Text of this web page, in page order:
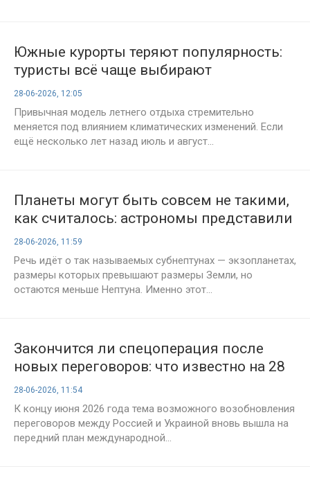
Южные курорты теряют популярность:
туристы всё чаще выбирают
прохладные направления вместо
привычного отдыха у моря
28-06-2026, 12:05
Привычная модель летнего отдыха стремительно
меняется под влиянием климатических изменений. Если
ещё несколько лет назад июль и август...
Планеты могут быть совсем не такими,
как считалось: астрономы представили
новую гипотезу о строении миров
28-06-2026, 11:59
Речь идёт о так называемых субнептунах — экзопланетах,
размеры которых превышают размеры Земли, но
остаются меньше Нептуна. Именно этот...
Закончится ли спецоперация после
новых переговоров: что известно на 28
июня о перспективах мира на Украине
28-06-2026, 11:54
К концу июня 2026 года тема возможного возобновления
переговоров между Россией и Украиной вновь вышла на
передний план международной...